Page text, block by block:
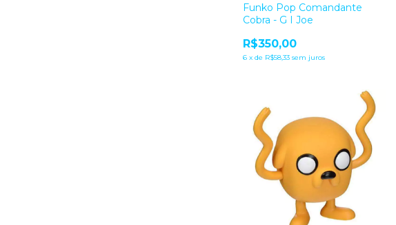
Funko Pop Comandante
Cobra - G I Joe
R$350,00
6 xde R$58,33 sem juros